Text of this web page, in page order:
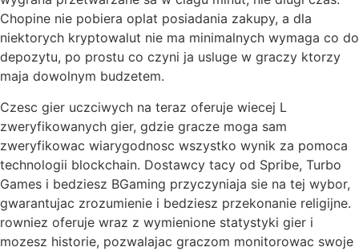
Chopine nie pobiera oplat posiadania zakupy, a dla
niektorych kryptowalut nie ma minimalnych wymaga co do
depozytu, po prostu co czyni ja usluge w graczy ktorzy
maja dowolnym budzetem.
Czesc gier uczciwych na teraz oferuje wiecej L
zweryfikowanych gier, gdzie gracze moga sam
zweryfikowac wiarygodnosc wszystko wynik za pomoca
technologii blockchain. Dostawcy tacy od Spribe, Turbo
Games i bedziesz BGaming przyczyniaja sie na tej wybor,
gwarantujac zrozumienie i bedziesz przekonanie religijne.
rowniez oferuje wraz z wymienione statystyki gier i
mozesz historie, pozwalajac graczom monitorowac swoje